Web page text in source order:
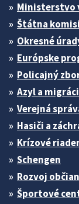
Ministerstvo
Štátna
Okresné
Európske
Policajný
Azyl a
Verejná
Hasiči a
Krízové
Schengen
Rozvoj
Športové